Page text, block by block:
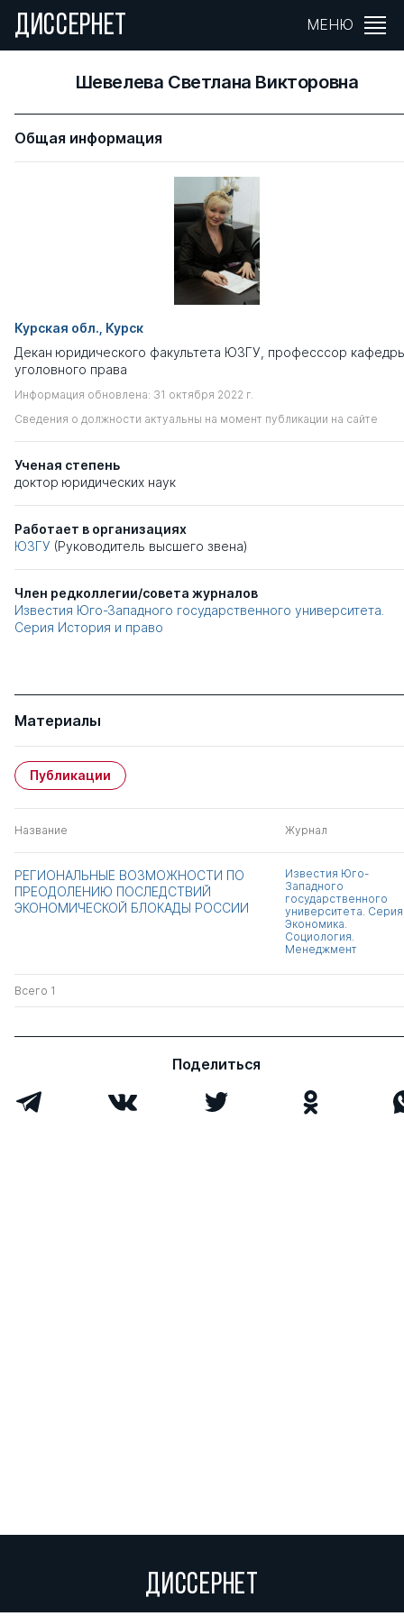
ДИССЕРНЕТ МЕНЮ
Шевелева Светлана Викторовна
Общая информация
Курская обл., Курск
Декан юридического факультета ЮЗГУ, професссор
уголовного права
Информация обновлена: 31 октября 2022 г.
Сведения о должности актуальны на момент публикации на сайте
Ученая степень
доктор юридических наук
Работает в организациях
ЮЗГУ (Руководитель высшего звена)
Член редколлегии/совета журналов
Известия Юго-Западного государственного университета.
Серия История и право
Материалы
Публикации
Название Журнал
РЕГИОНАЛЬНЫЕ ВОЗМОЖНОСТИ ПО
ПРЕОДОЛЕНИЮ ПОСЛЕДСТВИЙ
ЭКОНОМИЧЕСКОЙ БЛОКАДЫ РОССИИ
Известия Юго-
Западного
государственного
университета. Серия
Экономика.
Социология.
Менеджмент
Всего 1
Поделиться
ДИССЕРНЕТ